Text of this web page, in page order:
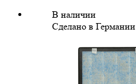
В наличии
Сделано в Германии